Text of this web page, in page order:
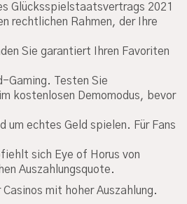
Glücksspielstaatsvertrags 2021
rechtlichen Rahmen, der Ihre
Sie garantiert Ihren Favoriten
Gaming. Testen Sie
kostenlosen Demomodus, bevor
um echtes Geld spielen. Für Fans
sich Eye of Horus von
Auszahlungsquote.
mit hoher Auszahlung.